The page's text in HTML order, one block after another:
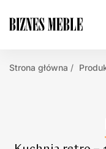
Strona główna